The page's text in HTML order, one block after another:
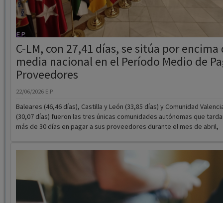
C-LM, con 27,41 días, se sitúa por encima
media nacional en el Período Medio de
Proveedores
22/06/2026
Baleares (46,46 días), Castilla y León (33,85 días) y Comunidad
(30,07 días) fueron las tres únicas comunidades autónomas que
más de 30 días en pagar a sus proveedores durante el mes de abril,